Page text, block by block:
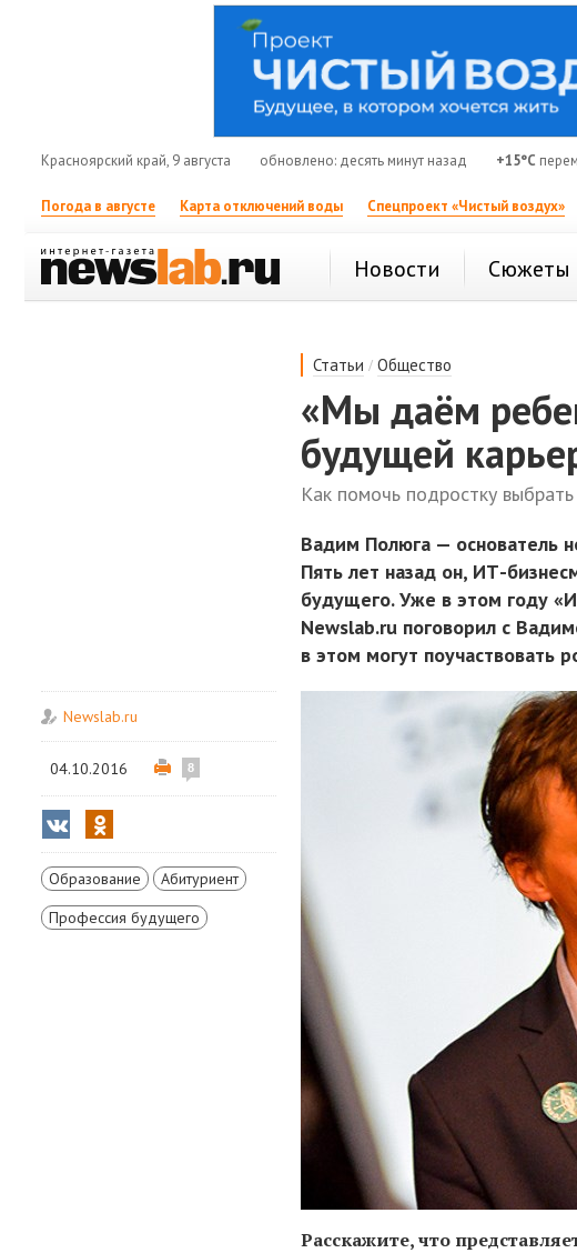
Красноярский край, 9 августа обновлено: десять минут назад +15°C
Погода в августе Карта отключений воды Спецпроект «Чистый воздух»
Новости Сюжеты
Статьи /Общество
«Мы даём
будущей
Как помочь подростку
Вадим Полюга — основатель
Пять лет назад он, ИТ-
будущего. Уже в этом году
Newslab.ru поговорил с
в этом могут поучаствовать
Newslab.ru
04.10.2016 8
Образование
Абитуриент
Профессия будущего
Расскажите, что